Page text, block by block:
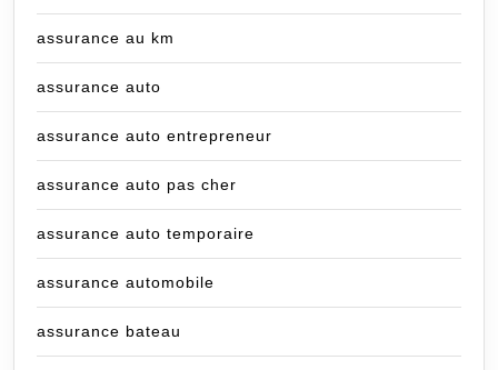
assurance au km
assurance auto
assurance auto entrepreneur
assurance auto pas cher
assurance auto temporaire
assurance automobile
assurance bateau